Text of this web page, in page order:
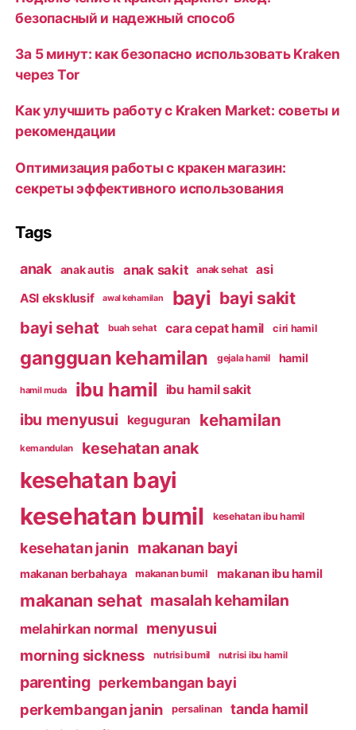
безопасный и надежный способ
За 5 минут: как безопасно использовать Kraken
через Tor
Как улучшить работу с Kraken Market: советы и
рекомендации
Оптимизация работы с кракен магазин:
секреты эффективного использования
Tags
anak anak autis anak sakit anak sehat
asi
ASI eksklusif
awal kehamilan bayi bayi sakit
bayi sehat buah sehat cara cepat hamil ciri hamil
gangguan kehamilan gejala hamil hamil
hamil muda ibu hamil ibu hamil sakit
ibu menyusui keguguran kehamilan
kemandulan kesehatan anak
kesehatan bayi
kesehatan bumil kesehatan ibu hamil
kesehatan janin makanan bayi
makanan berbahaya makanan bumil makanan ibu hamil
makanan sehat masalah kehamilan
melahirkan normal menyusui
morning sickness nutrisi bumil nutrisi ibu hamil
parenting perkembangan bayi
perkembangan janin
persalinan tanda hamil